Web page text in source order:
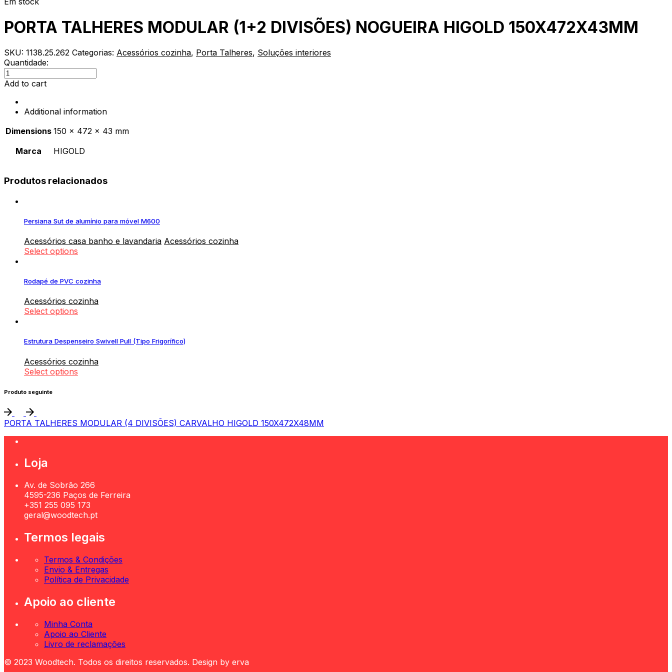
PORTA TALHERES MODULAR (1+2 DIVISÕES) NOGUEIRA HIGOLD 150X472X43MM
SKU: 1138.25.262 Categorias: Acessórios cozinha, Porta Talheres, Soluções interiores
Quantidade:
PORTA
TALHERES
(1+2
DIVISÕES)
HIGOLD
quantity
Add to cart
Additional information
Dimensions 150 × 472 × 43 mm
Marca
HIGOLD
Produtos relacionados
Persiana Sut de alumínio para móvel M600
Acessórios casa banho e lavandaria Acessórios cozinha
Select options
Rodapé de PVC cozinha
Acessórios cozinha
Select options
Estrutura Despenseiro Swivell Pull (Tipo Frigorífico)
Acessórios cozinha
Select options
Produto seguinte
PORTA TALHERES MODULAR (4 DIVISÕES) CARVALHO HIGOLD 150X472X48MM
Loja
Av. de Sobrão 266
4595-236 Paços de Ferreira
+351 255 095 173
geral@woodtech.pt
Termos legais
Termos & Condições
Envio & Entregas
Política de Privacidade
Apoio ao cliente
Minha Conta
Apoio ao Cliente
Livro de reclamações
© 2023 Woodtech. Todos os direitos reservados. Design by erva